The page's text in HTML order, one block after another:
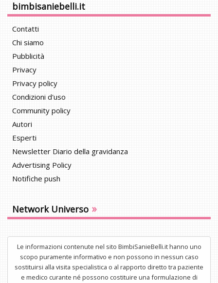
bimbisaniebelli.it
Contatti
Chi siamo
Pubblicità
Privacy
Privacy policy
Condizioni d'uso
Community policy
Autori
Esperti
Newsletter Diario della gravidanza
Advertising Policy
Notifiche push
Network Universo »
Le informazioni contenute nel sito BimbiSanieBelli.it hanno uno
scopo puramente informativo e non possono in nessun caso
sostituirsi alla visita specialistica o al rapporto diretto tra paziente
e medico curante né possono costituire una formulazione di